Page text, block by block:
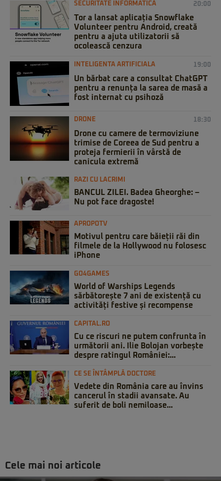
SECURITATE INFORMATICĂ 20:00
Tor a lansat aplicația Snowflake
Volunteer pentru Android, creată
pentru a ajuta utilizatorii să
ocolească cenzura
INTELIGENTA ARTIFICIALA 19:00
Un bărbat care a consultat ChatGPT
pentru a renunța la sarea de masă a
fost internat cu psihoză
DRONE 18:30
Drone cu camere de termoviziune
trimise de Coreea de Sud pentru a
proteja fermierii în vârstă de
canicula extremă
RAZI CU LACRIMI
BANCUL ZILEI. Badea Gheorghe: –
Nu pot face dragoste!
APROPOTV
Motivul pentru care băieții răi din
filmele de la Hollywood nu folosesc
iPhone
GO4GAMES
World of Warships Legends
sărbătorește 7 ani de existență cu
activități festive și recompense
CAPITAL.RO
Cu ce riscuri ne putem confrunta în
următorii ani. Ilie Bolojan vorbește
despre ratingul României:...
CE SE ÎNTÂMPLĂ DOCTORE
Vedete din România care au învins
cancerul în stadii avansate. Au
suferit de boli nemiloase...
Cele mai noi articole